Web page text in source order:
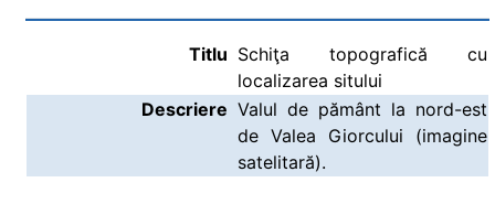
Titlu Schiţa topografică cu
localizarea sitului
Descriere Valul de pământ la nord-est
de Valea Giorcului (imagine
satelitară).